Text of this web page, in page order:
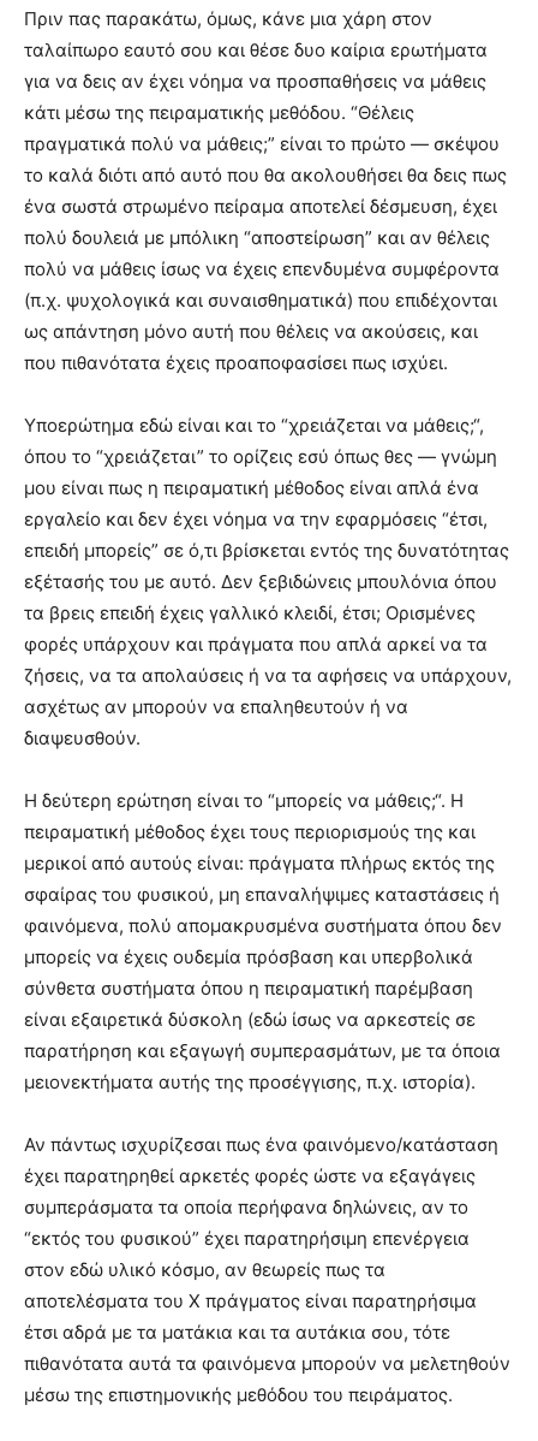
Πριν πας παρακάτω, όμως, κάνε μια χάρη στον
ταλαίπωρο εαυτό σου και θέσε δυο καίρια ερωτήματα
για να δεις αν έχει νόημα να προσπαθήσεις να μάθεις
κάτι μέσω της πειραματικής μεθόδου. “Θέλεις
πραγματικά πολύ να μάθεις;” είναι το πρώτο — σκέψου
το καλά διότι από αυτό που θα ακολουθήσει θα δεις πως
ένα σωστά στρωμένο πείραμα αποτελεί δέσμευση, έχει
πολύ δουλειά με μπόλικη “αποστείρωση” και αν θέλεις
πολύ να μάθεις ίσως να έχεις επενδυμένα συμφέροντα
(π.χ. ψυχολογικά και συναισθηματικά) που επιδέχονται
ως απάντηση μόνο αυτή που θέλεις να ακούσεις, και
που πιθανότατα έχεις προαποφασίσει πως ισχύει.
Υποερώτημα εδώ είναι και το “χρειάζεται να μάθεις;“,
όπου το “χρειάζεται” το ορίζεις εσύ όπως θες — γνώμη
μου είναι πως η πειραματική μέθοδος είναι απλά ένα
εργαλείο και δεν έχει νόημα να την εφαρμόσεις “έτσι,
επειδή μπορείς” σε ό,τι βρίσκεται εντός της δυνατότητας
εξέτασής του με αυτό. Δεν ξεβιδώνεις μπουλόνια όπου
τα βρεις επειδή έχεις γαλλικό κλειδί, έτσι; Ορισμένες
φορές υπάρχουν και πράγματα που απλά αρκεί να τα
ζήσεις, να τα απολαύσεις ή να τα αφήσεις να υπάρχουν,
ασχέτως αν μπορούν να επαληθευτούν ή να
διαψευσθούν.
Η δεύτερη ερώτηση είναι το “μπορείς να μάθεις;“. Η
πειραματική μέθοδος έχει τους περιορισμούς της και
μερικοί από αυτούς είναι: πράγματα πλήρως εκτός της
σφαίρας του φυσικού, μη επαναλήψιμες καταστάσεις ή
φαινόμενα, πολύ απομακρυσμένα συστήματα όπου δεν
μπορείς να έχεις ουδεμία πρόσβαση και υπερβολικά
σύνθετα συστήματα όπου η πειραματική παρέμβαση
είναι εξαιρετικά δύσκολη (εδώ ίσως να αρκεστείς σε
παρατήρηση και εξαγωγή συμπερασμάτων, με τα όποια
μειονεκτήματα αυτής της προσέγγισης, π.χ. ιστορία).
Αν πάντως ισχυρίζεσαι πως ένα φαινόμενο/κατάσταση
έχει παρατηρηθεί αρκετές φορές ώστε να εξαγάγεις
συμπεράσματα τα οποία περήφανα δηλώνεις, αν το
“εκτός του φυσικού” έχει παρατηρήσιμη επενέργεια
στον εδώ υλικό κόσμο, αν θεωρείς πως τα
αποτελέσματα του Χ πράγματος είναι παρατηρήσιμα
έτσι αδρά με τα ματάκια και τα αυτάκια σου, τότε
πιθανότατα αυτά τα φαινόμενα μπορούν να μελετηθούν
μέσω της επιστημονικής μεθόδου του πειράματος.